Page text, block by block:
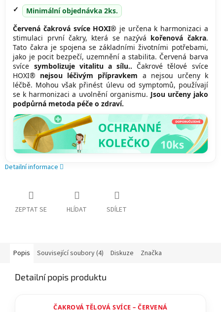
Minimální objednávka 2ks.
Červená čakrová svíce HOXI® je určena k harmonizaci a
stimulaci první čakry, která se nazývá kořenová čakra.
Tato čakra je spojena se základními životními potřebami,
jako je pocit bezpečí, uzemnění a stabilita. Červená barva
svíce symbolizuje vitalitu a sílu.. Čakrové tělové svíce
HOXI® nejsou léčivým přípravkem a nejsou určeny k
léčbě. Mohou však přinést úlevu od symptomů, používají
se k harmonizaci a uvolnění organismu. Jsou určeny jako
podpůrná metoda péče o zdraví.
Detailní informace
ZEPTAT SE HLÍDAT SDÍLET
Popis Související soubory (4) Diskuze Značka
Detailní popis produktu
ČAKROVÁ TĚLOVÁ SVÍCE – ČERVENÁ